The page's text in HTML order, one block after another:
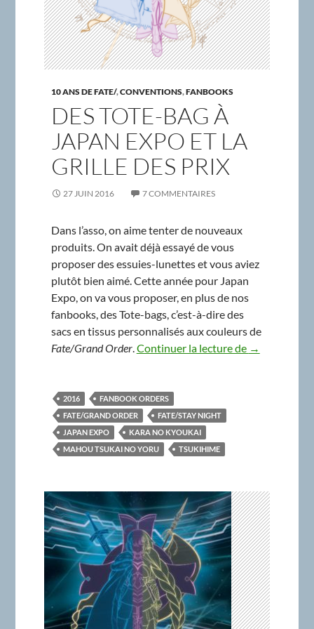
10 ANS DE FATE/,CONVENTIONS,FANBOOKS
DES TOTE-BAG À
JAPAN EXPO ET LA
GRILLE DES PRIX
27 JUIN 2016 7 COMMENTAIRES
Dans l’asso, on aime tenter de nouveaux
produits. On avait déjà essayé de vous
proposer des essuies-lunettes et vous aviez
plutôt bien aimé. Cette année pour Japan
Expo, on va vous proposer, en plus de nos
fanbooks, des Tote-bags, c’est-à-dire des
sacs en tissus personnalisés aux couleurs de
Fate/Grand Order.Continuer la lecture de Des Tote-
→
2016
FANBOOK ORDERS
FATE/GRAND ORDER
FATE/STAY NIGHT
JAPAN EXPO
KARA NO KYOUKAI
MAHOU TSUKAI NO YORU
TSUKIHIME